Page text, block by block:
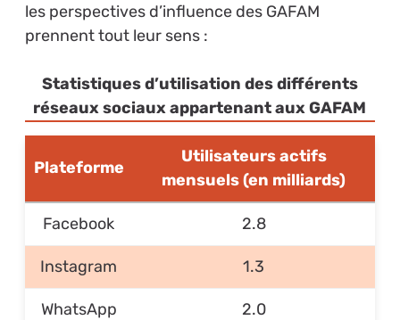
les perspectives d’influence des GAFAM
prennent tout leur sens :
Statistiques d’utilisation des différents
réseaux sociaux appartenant aux GAFAM
Plateforme
Utilisateurs actifs
mensuels (en milliards)
Facebook 2.8
Instagram 1.3
WhatsApp 2.0